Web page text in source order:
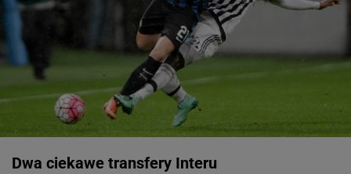
Dwa ciekawe transfery Interu